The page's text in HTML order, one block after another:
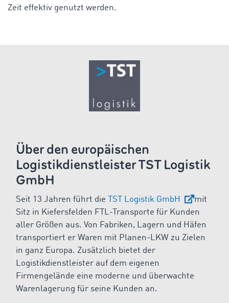
Zeit effektiv genutzt werden.
Über den europäischen
Logistikdienstleister TST Logistik
GmbH
Seit 13 Jahren führt die TST Logistik GmbH
mit
Sitz in Kiefersfelden FTL-Transporte für Kunden
aller Größen aus. Von Fabriken, Lagern und Häfen
transportiert er Waren mit Planen-LKW zu Zielen
in ganz Europa. Zusätzlich bietet der
Logistikdienstleister auf dem eigenen
Firmengelände eine moderne und überwachte
Warenlagerung für seine Kunden an.